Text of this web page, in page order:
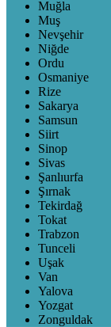
Muğla
Muş
Nevşehir
Niğde
Ordu
Osmaniye
Rize
Sakarya
Samsun
Siirt
Sinop
Sivas
Şanlıurfa
Şırnak
Tekirdağ
Tokat
Trabzon
Tunceli
Uşak
Van
Yalova
Yozgat
Zonguldak